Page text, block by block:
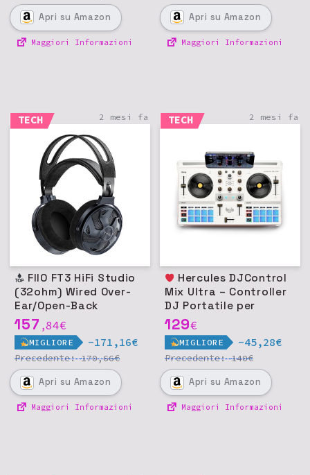
Apri su Amazon
Maggiori Informazioni
Apri su Amazon
Maggiori Informazioni
TECH 2 mesi fa
(32ohm) Wired Over-
Ear/Open-Back
Headphone, Driver
60mm
157 ,84€
MIGLIORE -171,16€
Precedente:170,66€
Apri su Amazon
Maggiori Informazioni
TECH 2 mesi fa
Mix Ultra – Controller
DJ Portatile per
Smartphone
(iOS/Android)
129€
MIGLIORE -45,28€
Precedente:140€
Apri su Amazon
Maggiori Informazioni